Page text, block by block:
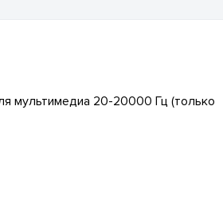
мультимедиа 20-20000 Гц (только